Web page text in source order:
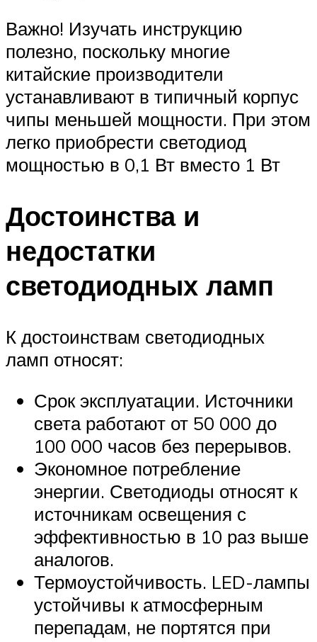
Важно! Изучать инструкцию
полезно, поскольку многие
китайские производители
устанавливают в типичный корпус
чипы меньшей мощности. При этом
легко приобрести светодиод
мощностью в 0,1 Вт вместо 1 Вт
Достоинства и
недостатки
светодиодных ламп
К достоинствам светодиодных
ламп относят:
Срок эксплуатации. Источники
света работают от 50 000 до
100 000 часов без перерывов.
Экономное потребление
энергии. Светодиоды относят к
источникам освещения с
эффективностью в 10 раз выше
аналогов.
Термоустойчивость. LED-лампы
устойчивы к атмосферным
перепадам, не портятся при